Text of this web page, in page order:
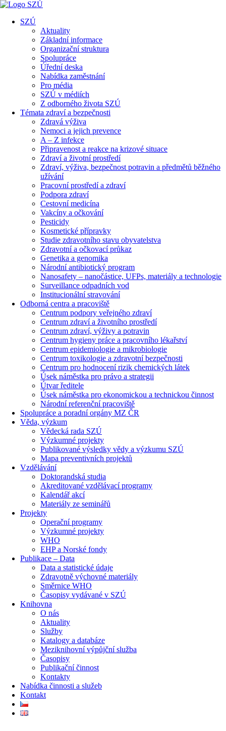
SZÚ
Aktuality
Základní informace
Organizační struktura
Spolupráce
Úřední deska
Nabídka zaměstnání
Pro média
SZÚ v médiích
Z odborného života SZÚ
Témata zdraví a bezpečnosti
Zdravá výživa
Nemoci a jejich prevence
A – Z infekce
Připravenost a reakce na krizové situace
Zdraví a životní prostředí
Zdraví, výživa, bezpečnost potravin a předmětů běžného
užívání
Pracovní prostředí a zdraví
Podpora zdraví
Cestovní medicína
Vakcíny a očkování
Pesticidy
Kosmetické přípravky
Studie zdravotního stavu obyvatelstva
Zdravotní a očkovací průkaz
Genetika a genomika
Národní antibiotický program
Nanosafety – nanočástice, UFPs, materiály a technologie
Surveillance odpadních vod
Institucionální stravování
Odborná centra a pracoviště
Centrum podpory veřejného zdraví
Centrum zdraví a životního prostředí
Centrum zdraví, výživy a potravin
Centrum hygieny práce a pracovního lékařství
Centrum epidemiologie a mikrobiologie
Centrum toxikologie a zdravotní bezpečnosti
Centrum pro hodnocení rizik chemických látek
Úsek náměstka pro právo a strategii
Útvar ředitele
Úsek náměstka pro ekonomickou a technickou činnost
Národní referenční pracoviště
Spolupráce a poradní orgány MZ ČR
Věda, výzkum
Vědecká rada SZÚ
Výzkumné projekty
Publikované výsledky vědy a výzkumu SZÚ
Mapa preventivních projektů
Vzdělávání
Doktorandská studia
Akreditované vzdělávací programy
Kalendář akcí
Materiály ze seminářů
Projekty
Operační programy
Výzkumné projekty
WHO
EHP a Norské fondy
Publikace – Data
Data a statistické údaje
Zdravotně výchovné materiály
Směrnice WHO
Časopisy vydávané v SZÚ
Knihovna
O nás
Aktuality
Služby
Katalogy a databáze
Meziknihovní výpůjční služba
Časopisy
Publikační činnost
Kontakty
Nabídka činnosti a služeb
Kontakt